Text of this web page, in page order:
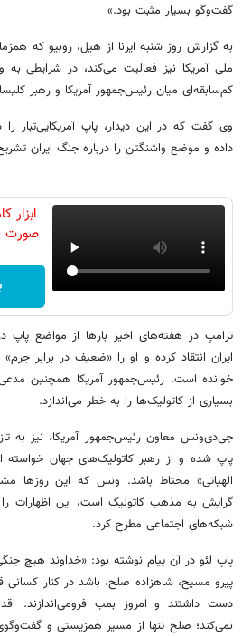
گفت‌وگو بسیار مثبت بود.»
به گزارش روز شنبه ایرنا از هیل، روبیو که
ملی آمریکا نیز فعالیت می‌کند، در شرایطی
کم‌سابقه‌ای میان رئیس‌جمهور آمریکا و رهبر
وی گفت که در این دیدار، پاپ آمریکایی‌تبار را
داده و موضع واشنگتن را درباره جنگ ایران
ابزار
صورت
ترامپ در هفته‌های اخیر بارها از مواضع پاپ
ایران انتقاد کرده و او را «ضعیف در برابر
خوانده است. رئیس‌جمهور آمریکا همچنین
بسیاری از کاتولیک‌ها را به خطر می‌اندازد.
جی‌دی‌ونس معاون رئیس‌جمهور آمریکا، نیز به
پاپ شده و از رهبر کاتولیک‌های جهان
الهیاتی» محتاط باشد. ونس که این روزها
گرایش به مذهب کاتولیک است، این اظهارات
شبکه‌های اجتماعی مطرح کرد.
پاپ لئو در آن پیام نوشته بود: «خداوند هیچ
پیرو مسیح، شاهزاده صلح، باشد در کنار
دست داشتند و امروز بمب فرومی‌اندازند.
نمی‌کند؛ صلح تنها از مسیر همزیستی و